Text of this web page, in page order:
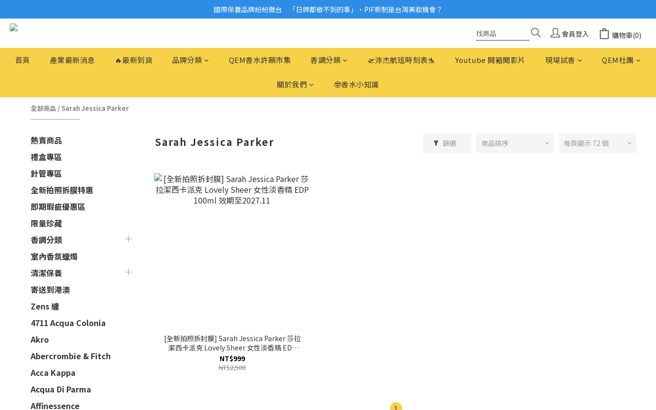
2026美妝小樣、試用品變少？PIF化妝品身分證7月上路！消費者必懂5觀念
國際保養品牌紛紛撤台　「日牌都做不到的事」，PIF新制是台灣美妝機會？
會員登入 購物車(0)
首頁 產業最新消息 🔥最新到貨 品牌分類 QEM香水許願市集 香調分類 🛫沛杰航班時刻表🛬 Youtube 開箱聞影片 現場試香 QEM社團
關於我們 🤓香水小知識
全部商品 / Sarah Jessica Parker
熱賣商品
禮盒專區
針管專區
全新拍照拆膜特惠
即期瑕疵優惠區
限量珍藏
香調分類
室內香氛蠟燭
清潔保養
寄送到港澳
Zens 纏
4711 Acqua Colonia
Akro
Abercrombie & Fitch
Acca Kappa
Acqua Di Parma
Affinessence
Sarah Jessica Parker 篩選 商品排序 每頁顯示 72 個
[全新拍照拆封膜] Sarah Jessica Parker 莎拉
潔西卡派克 Lovely Sheer 女性淡香精 EDP
100ml 效期至2027.11
NT$999
NT$2,500